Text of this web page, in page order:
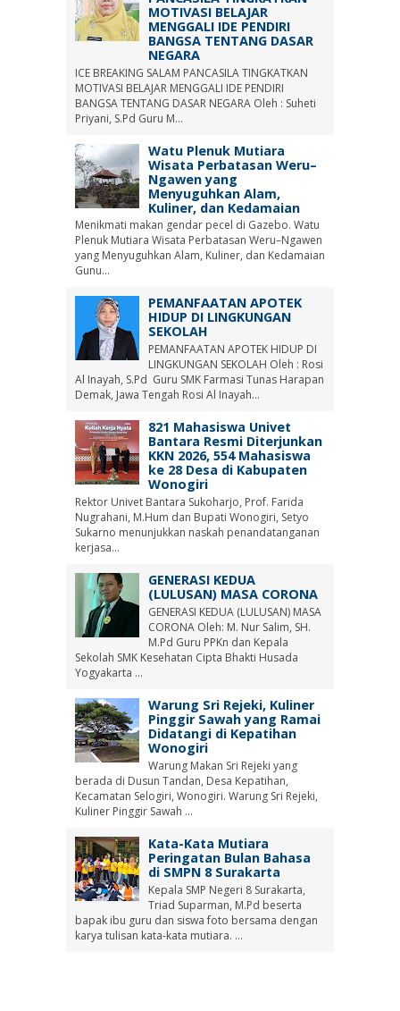
MOTIVASI BELAJAR
MENGGALI IDE PENDIRI
BANGSA TENTANG DASAR
NEGARA
ICE BREAKING SALAM PANCASILA TINGKATKAN
MOTIVASI BELAJAR MENGGALI IDE PENDIRI
BANGSA TENTANG DASAR NEGARA Oleh : Suheti
Priyani, S.Pd Guru M...
Watu Plenuk Mutiara
Wisata Perbatasan Weru–
Ngawen yang
Menyuguhkan Alam,
Kuliner, dan Kedamaian
Menikmati makan gendar pecel di Gazebo. Watu
Plenuk Mutiara Wisata Perbatasan Weru–Ngawen
yang Menyuguhkan Alam, Kuliner, dan Kedamaian
Gunu...
PEMANFAATAN APOTEK
HIDUP DI LINGKUNGAN
SEKOLAH
PEMANFAATAN APOTEK HIDUP DI
LINGKUNGAN SEKOLAH Oleh : Rosi
Al Inayah, S.Pd Guru SMK Farmasi Tunas Harapan
Demak, Jawa Tengah Rosi Al Inayah...
821 Mahasiswa Univet
Bantara Resmi Diterjunkan
KKN 2026, 554 Mahasiswa
ke 28 Desa di Kabupaten
Wonogiri
Rektor Univet Bantara Sukoharjo, Prof. Farida
Nugrahani, M.Hum dan Bupati Wonogiri, Setyo
Sukarno menunjukkan naskah penandatanganan
kerjasa...
GENERASI KEDUA
(LULUSAN) MASA CORONA
GENERASI KEDUA (LULUSAN) MASA
CORONA Oleh: M. Nur Salim, SH.
M.Pd Guru PPKn dan Kepala
Sekolah SMK Kesehatan Cipta Bhakti Husada
Yogyakarta ...
Warung Sri Rejeki, Kuliner
Pinggir Sawah yang Ramai
Didatangi di Kepatihan
Wonogiri
Warung Makan Sri Rejeki yang
berada di Dusun Tandan, Desa Kepatihan,
Kecamatan Selogiri, Wonogiri. Warung Sri Rejeki,
Kuliner Pinggir Sawah ...
Kata-Kata Mutiara
Peringatan Bulan Bahasa
di SMPN 8 Surakarta
Kepala SMP Negeri 8 Surakarta,
Triad Suparman, M.Pd beserta
bapak ibu guru dan siswa foto bersama dengan
karya tulisan kata-kata mutiara. ...